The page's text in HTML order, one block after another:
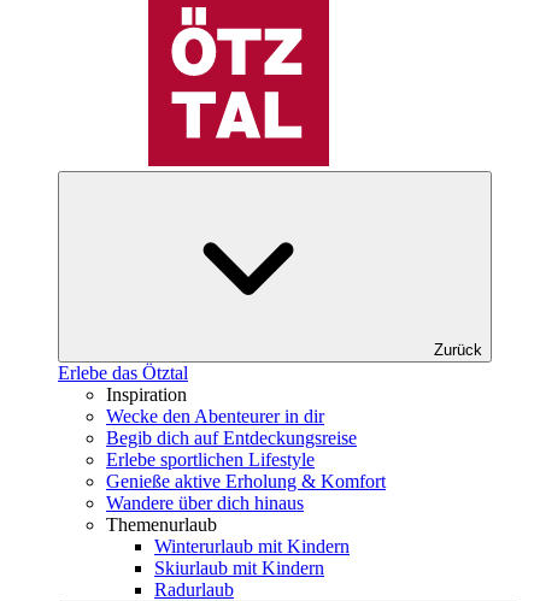
Zurück
Erlebe das Ötztal
Inspiration
Wecke den Abenteurer in dir
Begib dich auf Entdeckungsreise
Erlebe sportlichen Lifestyle
Genieße aktive Erholung & Komfort
Wandere über dich hinaus
Themenurlaub
Winterurlaub mit Kindern
Skiurlaub mit Kindern
Radurlaub